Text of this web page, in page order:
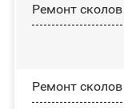
Ремонт
Ремонт